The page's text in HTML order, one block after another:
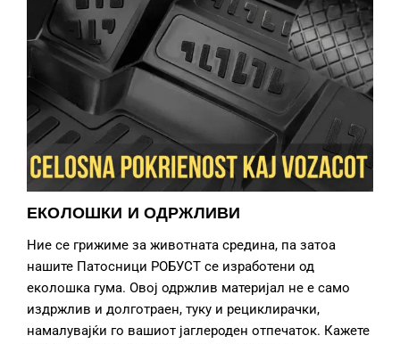
ЕКОЛОШКИ И ОДРЖЛИВИ
Ние се грижиме за животната средина, па затоа
нашите Патосници РОБУСТ се изработени од
еколошка гума. Овој одржлив материјал не е само
издржлив и долготраен, туку и рециклирачки,
намалувајќи го вашиот јаглероден отпечаток. Кажете